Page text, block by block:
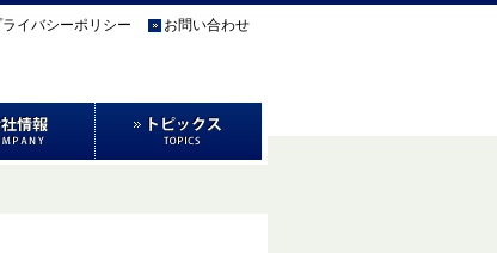
ライバシーポリシー お問い合わせ